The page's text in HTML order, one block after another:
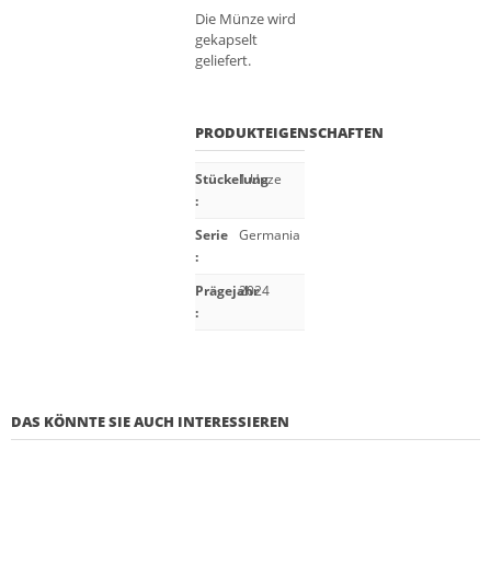
Die Münze wird
gekapselt
geliefert.
PRODUKTEIGENSCHAFTEN
Stückelung
:
1 Unze
Serie
:
Germania
Prägejahr
:
2024
DAS KÖNNTE SIE AUCH INTERESSIEREN